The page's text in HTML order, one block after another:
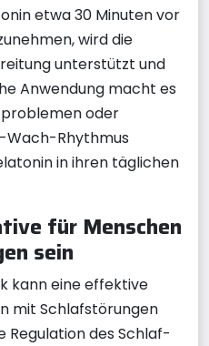
etwa 30 Minuten vor
wird die
unterstützt und
Anwendung macht es
oder
Rhythmus
in ihren täglichen
für Menschen
sein
kann eine effektive
mit Schlafstörungen
Regulation des Schlaf-